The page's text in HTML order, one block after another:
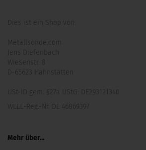
Dies ist ein Shop von:
Metallsonde.com
Jens Diefenbach
Wiesenstr. 8
D-65623 Hahnstätten
USt-ID gem. §27a UStG: DE293121340
WEEE-Reg.-Nr. DE 46869397
Mehr über...